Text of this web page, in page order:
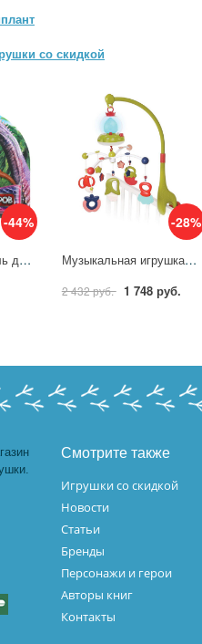
со скидкой
-44%
Игрушка пластизоль для детей динозавр, 8х16 см. Играем Вместе ZY1211092-9-B (240)
-28%
Музыкальная игрушка Жирафики Карусель-мобиль Белые мишки 939803
2 432 руб. 1 748 руб.
Смотрите также
Игрушки со скидкой
Новости
Статьи
Бренды
Персонажи и герои
Авторы книг
Контакты